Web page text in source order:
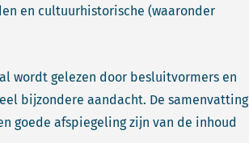
en cultuurhistorische (waaronder
wordt gelezen door besluitvormers en
bijzondere aandacht. De samenvatting
goede afspiegeling zijn van de inhoud